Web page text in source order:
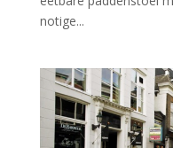
notige...